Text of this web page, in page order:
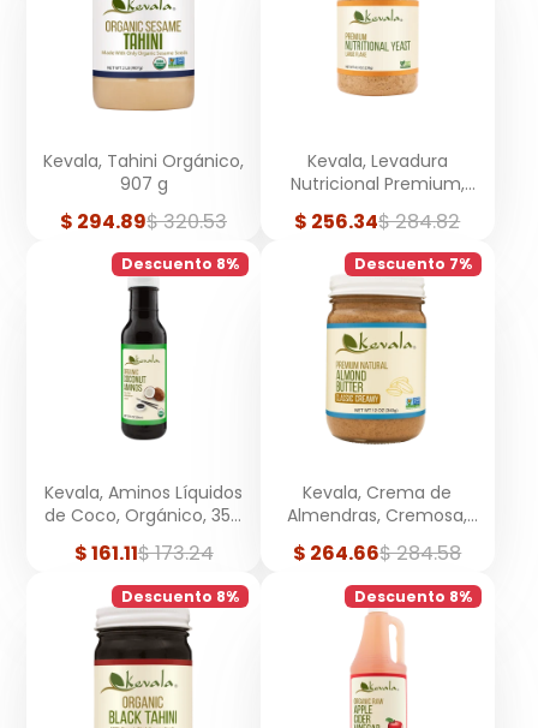
Kevala, Tahini Orgánico,
907 g
Precio
venta
$ 294.89Precio
regular
$ 320.53
Kevala, Levadura
Nutricional Premium,
Precio
venta
$ 256.34Precio
regular
$ 284.82
Descuento 8%
Kevala, Aminos Líquidos
de Coco, Orgánico, 354
ml
Precio
venta
$ 161.11Precio
regular
$ 173.24
Descuento 7%
Kevala, Crema de
Almendras, Cremosa,
340 g
Precio
venta
$ 264.66Precio
regular
$ 284.58
Descuento 8% Descuento 8%